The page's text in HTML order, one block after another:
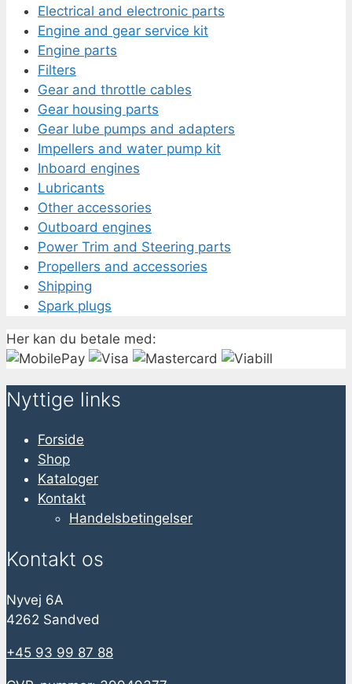
Electrical and electronic parts
Engine and gear service kit
Engine parts
Filters
Gear and throttle cables
Gear housing parts
Gear lube pumps and adapters
Impellers and water pump kit
Inboard engines
Lubricants
Other accessories
Outboard engines
Power Trim and Steering parts
Propellers and accessories
Shipping
Spark plugs
Her kan du betale med:
Nyttige links
Forside
Shop
Kataloger
Kontakt
Handelsbetingelser
Kontakt os
Nyvej 6A
4262 Sandved
+45 93 99 87 88